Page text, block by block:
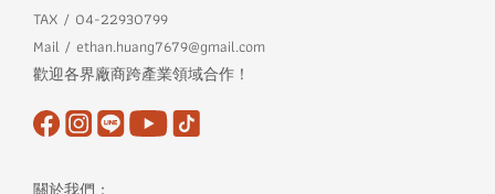
TAX / 04-22930799
Mail / ethan.huang7679@gmail.com
歡迎各界廠商跨產業領域合作！